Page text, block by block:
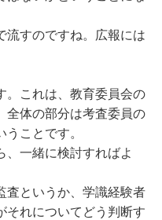
流すのですね。広報には
。これは、教育委員会の
全体の部分は考査委員の
ことです。
、一緒に検討すればよ
査というか、学識経験者
それについてどう判断す